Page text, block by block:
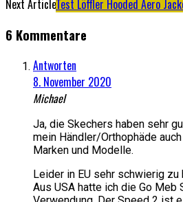
Navigation
Next ArticleTest Löffler Hooded Aero
6 Kommentare
Antworten
8. November 2020
Michael
Ja, die Skechers haben sehr
mein Händler/Orthophäde
Marken und Modelle.
Leider in EU sehr schwierig zu
Aus USA hatte ich die Go Meb